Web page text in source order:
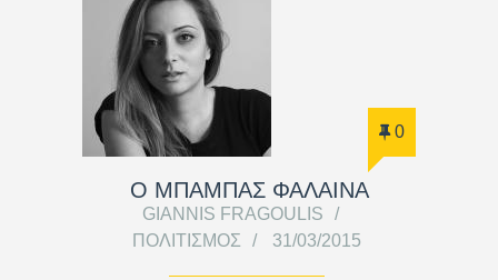
0
Ο ΜΠΑΜΠΑΣ ΦΑΛΑΙΝΑ
GIANNIS FRAGOULIS
ΠΟΛΙΤΙΣΜΌΣ
31/03/2015